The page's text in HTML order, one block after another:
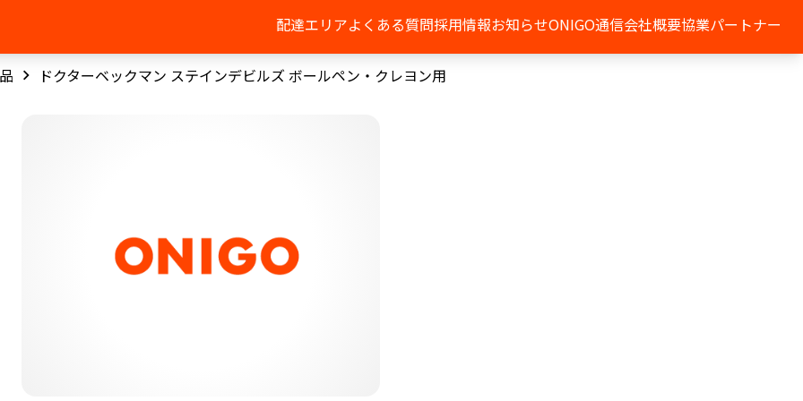
配達エリアよくある質問採用情報お知らせONIGO通信会社概要協業パートナー
ドクターベックマン ステインデビルズ ボールペン・クレヨン用